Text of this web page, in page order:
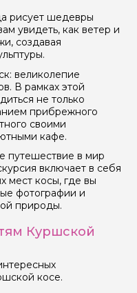
рисует шедевры
увидеть, как ветер и
создавая
великолепие
В рамках этой
не только
прибрежного
своими
кафе.
путешествие в мир
включает в себя
мест косы, где вы
фотографии и
природы.
Куршской
косе.